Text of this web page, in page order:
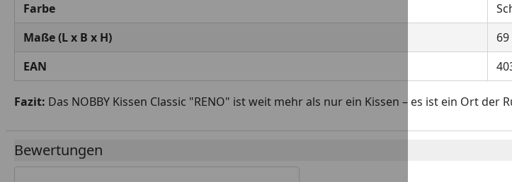
Farbe
Maße (L x B x H)
EAN
Fazit: Das NOBBY Kissen Classic "RENO" ist weit mehr als nur ein Kissen – es ist ein Ort
Bewertungen